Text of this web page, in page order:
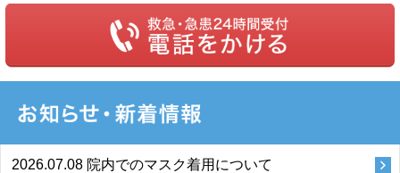
2026.07.08 院内でのマスク着用について